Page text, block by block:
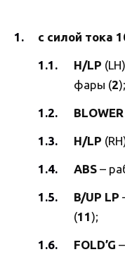
с силой тока
H/LP
фары (2);
BLOWER
H/LP
ABS –
B/UP LP
(11);
FOLD’G